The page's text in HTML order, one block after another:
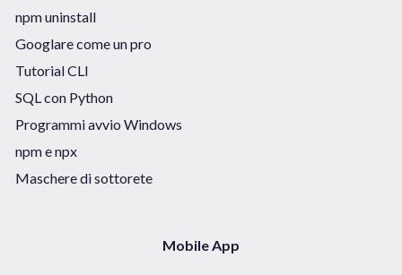
npm uninstall
Googlare come un pro
Tutorial CLI
SQL con Python
Programmi avvio Windows
npm e npx
Maschere di sottorete
Mobile App